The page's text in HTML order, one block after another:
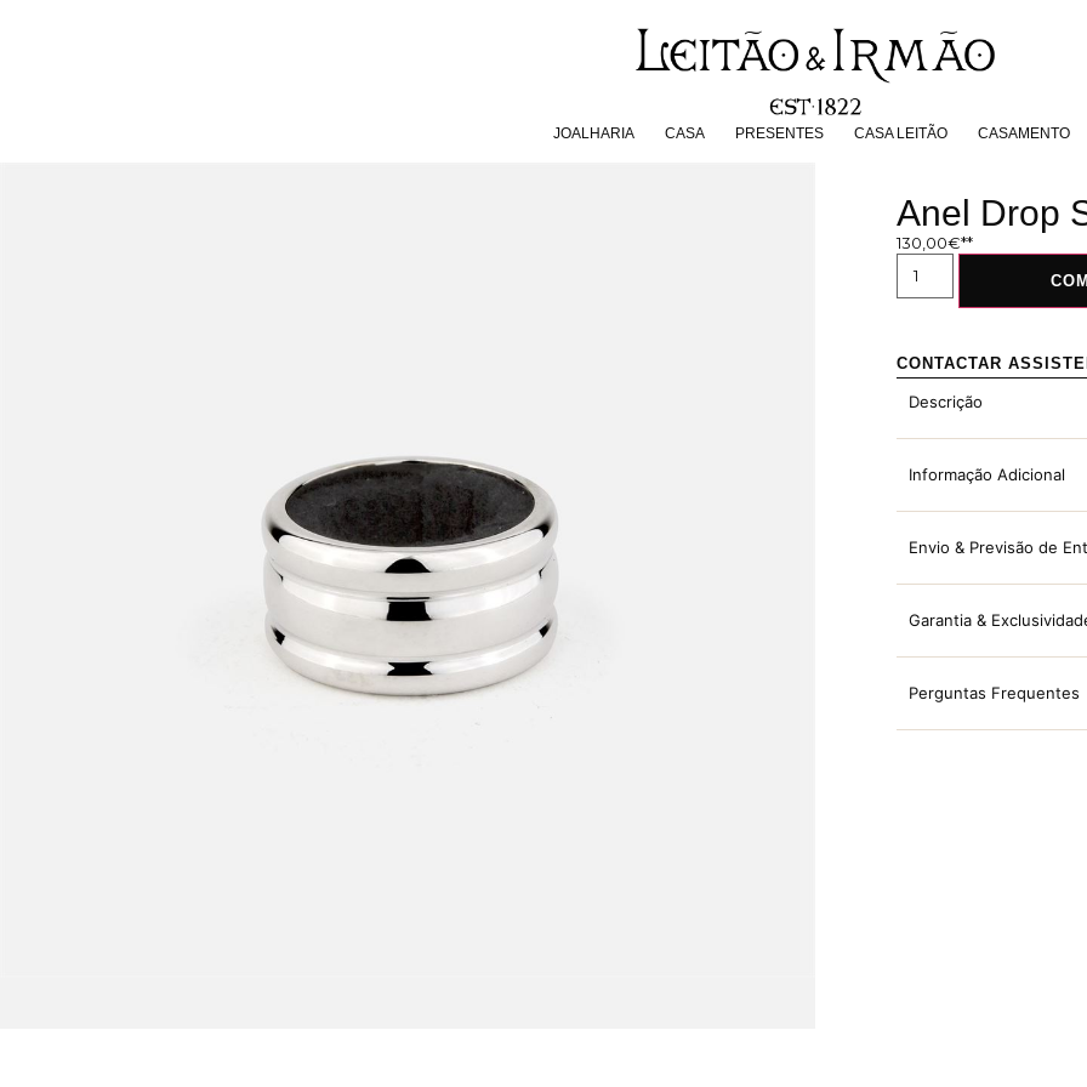
JOALHARIA CASA PRESENTES CASA LEITÃO CASAMENTO
PRESENTES CASA LEITÃO
Anel Drop
130,00€
CONTACTAR
Descrição
Informação Adicional
Envio & Previsão de
Garantia &
Perguntas Frequentes